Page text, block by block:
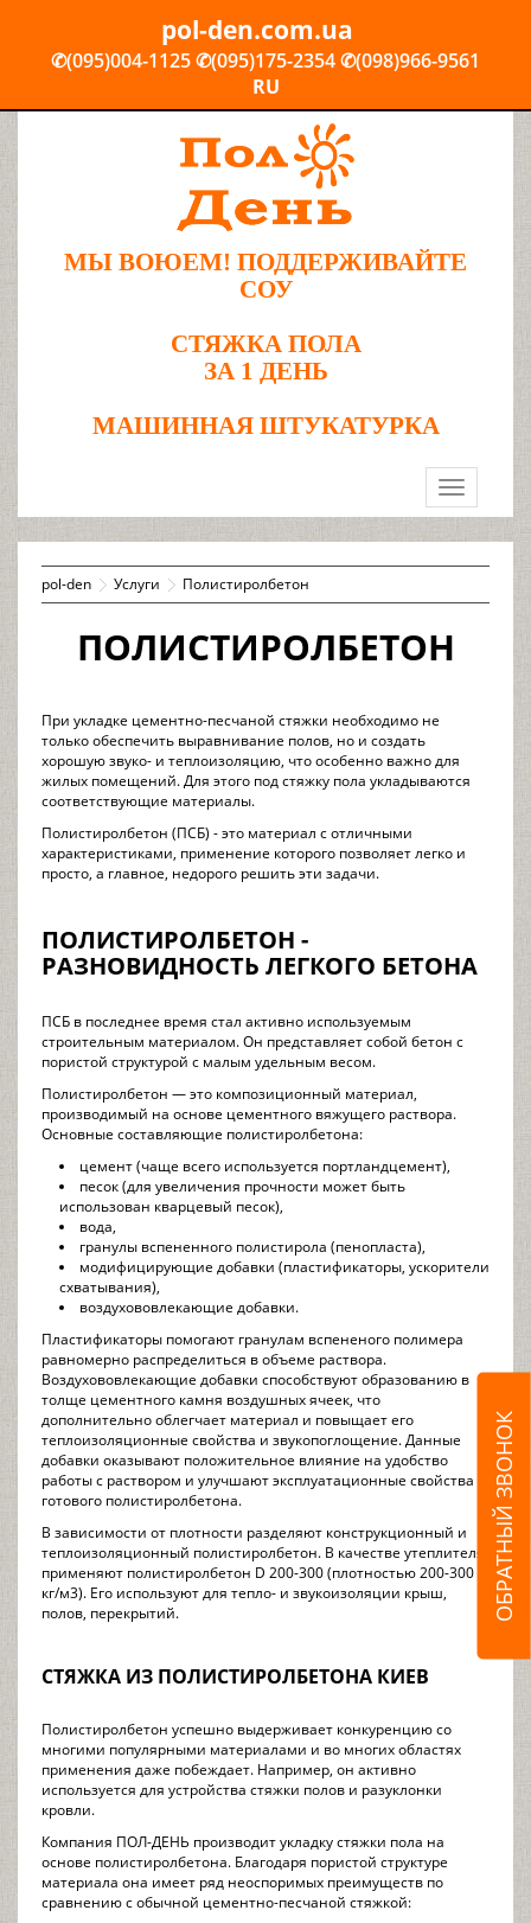
pol-den.com.ua
✆(095)004-1125✆(095)175-2354✆(098)966-9561
RU
МЫ ВОЮЕМ! ПОДДЕРЖИВАЙТЕ
СОУ
СТЯЖКА ПОЛА
ЗА 1 ДЕНЬ
МАШИННАЯ ШТУКАТУРКА
Toggle
navigation
pol-den Услуги Полистиролбетон
ПОЛИСТИРОЛБЕТОН
При укладке цементно-песчаной стяжки необходимо не
только обеспечить выравнивание полов, но и создать
хорошую звуко- и теплоизоляцию, что особенно важно для
жилых помещений. Для этого под стяжку пола укладываются
соответствующие материалы.
Полистиролбетон (ПСБ) - это материал с отличными
характеристиками, применение которого позволяет легко и
просто, а главное, недорого решить эти задачи.
ПОЛИСТИРОЛБЕТОН -
РАЗНОВИДНОСТЬ ЛЕГКОГО БЕТОНА
ПСБ в последнее время стал активно используемым
строительным материалом. Он представляет собой бетон с
пористой структурой с малым удельным весом.
Полистиролбетон — это композиционный материал,
производимый на основе цементного вяжущего раствора.
Основные составляющие полистиролбетона:
цемент (чаще всего используется портландцемент),
песок (для увеличения прочности может быть
использован кварцевый песок),
вода,
гранулы вспененного полистирола (пенопласта),
модифицирующие добавки (пластификаторы, ускорители
схватывания),
воздухововлекающие добавки.
Пластификаторы помогают гранулам вспененого полимера
равномерно распределиться в объеме раствора.
Воздухововлекающие добавки способствуют образованию в
толще цементного камня воздушных ячеек, что
дополнительно облегчает материал и повыщает его
теплоизоляционные свойства и звукопоглощение. Данные
добавки оказывают положительное влияние на удобство
работы с раствором и улучшают эксплуатационные свойства
готового полистиролбетона.
В зависимости от плотности разделяют конструкционный и
теплоизоляционный полистиролбетон. В качестве утеплителя
применяют полистиролбетон D 200-300 (плотностью 200-300
кг/м3). Его используют для тепло- и звукоизоляции крыш,
полов, перекрытий.
СТЯЖКА ИЗ ПОЛИСТИРОЛБЕТОНА КИЕВ
Полистиролбетон успешно выдерживает конкуренцию со
многими популярными материалами и во многих областях
применения даже побеждает. Например, он активно
используется для устройства стяжки полов и разуклонки
кровли.
Компания ПОЛ-ДЕНЬ производит укладку стяжки пола на
основе полистиролбетона. Благодаря пористой структуре
материала она имеет ряд неоспоримых преимуществ по
сравнению с обычной цементно-песчаной стяжкой:
ОБРАТНЫЙ ЗВОНОК